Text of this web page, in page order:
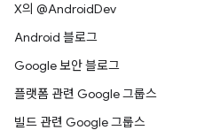
X의 @AndroidDev
Android 블로그
Google 보안 블로그
플랫폼 관련 Google 그룹스
빌드 관련 Google 그룹스